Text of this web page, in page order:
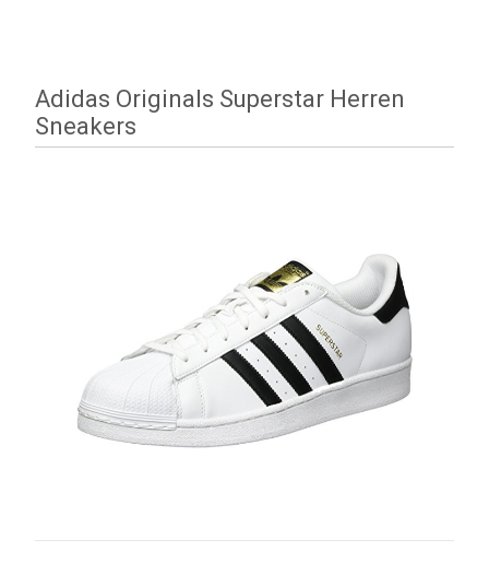
Adidas Originals Superstar Herren
Sneakers